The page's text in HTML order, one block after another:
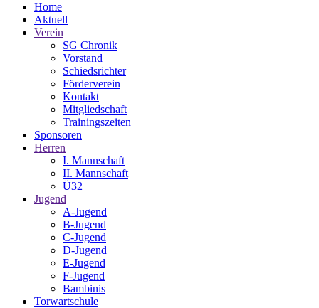
Home
Aktuell
Verein
SG Chronik
Vorstand
Schiedsrichter
Förderverein
Kontakt
Mitgliedschaft
Trainingszeiten
Sponsoren
Herren
I. Mannschaft
II. Mannschaft
Ü32
Jugend
A-Jugend
B-Jugend
C-Jugend
D-Jugend
E-Jugend
F-Jugend
Bambinis
Torwartschule